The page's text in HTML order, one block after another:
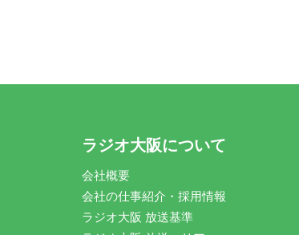
ラジオ大阪について
会社概要
会社の仕事紹介・採用情報
ラジオ大阪 放送基準